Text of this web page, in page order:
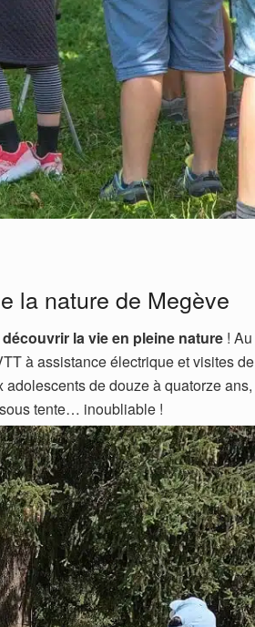
la nature de Megève
découvrir la vie en pleine nature ! Au
à assistance électrique et visites de
de douze à quatorze ans,
tente… inoubliable !